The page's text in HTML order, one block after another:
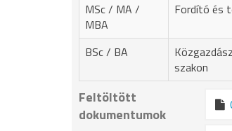
MSc / MA /
MBA
Fordító és
BSc / BA
szakon
Feltöltött
dokumentumok